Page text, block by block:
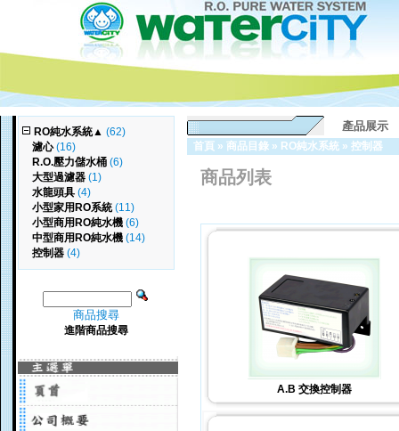
RO純水系統▲ (62)
濾心(16)
R.O.壓力儲水桶 (6)
大型過濾器 (1)
水龍頭具 (4)
小型家用RO系統(11)
小型商用RO純水機 (6)
中型商用RO純水機 (14)
控制器 (4)
商品搜尋
進階商品搜尋
產品展示
首頁 » 商品目錄 » RO純水系統 » 控制器
商品列表
A.B 交換控制器